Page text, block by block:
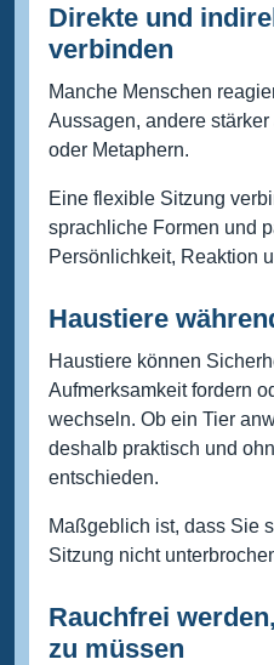
Direkte und
verbinden
Manche Menschen
Aussagen, andere
oder Metaphern.
Eine flexible Sitzung
sprachliche Formen und
Persönlichkeit, Reaktion
Haustiere
Haustiere können
Aufmerksamkeit fordern
wechseln. Ob ein Tier
deshalb praktisch und
entschieden.
Maßgeblich ist, dass Sie
Sitzung nicht
Rauchfrei
zu müssen